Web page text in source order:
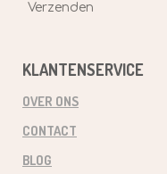
Verzenden
KLANTENSERVICE
OVER ONS
CONTACT
BLOG